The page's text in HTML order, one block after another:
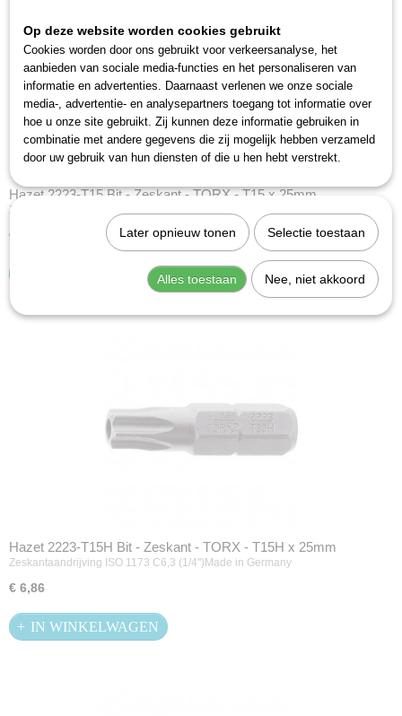
Hazet 2223-T15 Bit - Zeskant - TORX - T15 x 25mm
Zeskantaandrijving ISO 1173 C6,3 (1/4'')Made in Germany
€ 6,22
IN WINKELWAGEN
Hazet 2223-T15H Bit - Zeskant - TORX - T15H x 25mm
Zeskantaandrijving ISO 1173 C6,3 (1/4'')Made in Germany
€ 6,86
IN WINKELWAGEN
Op deze website worden cookies gebruikt
Cookies worden door ons gebruikt voor verkeersanalyse, het
aanbieden van sociale media-functies en het personaliseren van
informatie en advertenties. Daarnaast verlenen we onze sociale
media-, advertentie- en analysepartners toegang tot informatie over
hoe u onze site gebruikt. Zij kunnen deze informatie gebruiken in
combinatie met andere gegevens die zij mogelijk hebben verzameld
door uw gebruik van hun diensten of die u hen hebt verstrekt.
Later opnieuw tonen Selectie toestaan
Alles toestaan Nee, niet akkoord